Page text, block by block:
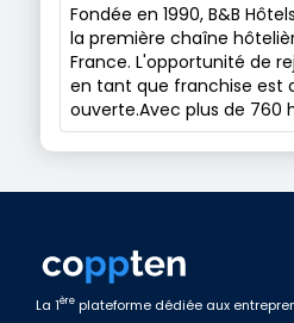
Fondée en 1990, B&B
la première chaîne
France. L'opportunité de
en tant que franchise est
ouverte.Avec plus de 760
La 1ère plateforme dédiée aux